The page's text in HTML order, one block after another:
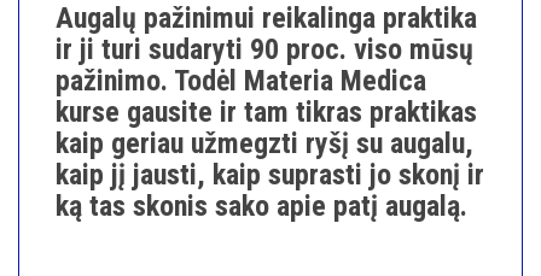
Augalų pažinimui reikalinga praktika
ir ji turi sudaryti 90 proc. viso mūsų
pažinimo. Todėl Materia Medica
kurse gausite ir tam tikras praktikas
kaip geriau užmegzti ryšį su augalu,
kaip jį jausti, kaip suprasti jo skonį ir
ką tas skonis sako apie patį augalą.